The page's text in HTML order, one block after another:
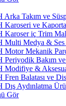
Arka Takım ve
Karoseri ve
Karoser iç Trim
Multi Medya & Ses
Motor Mekanik
Periyodik Bakım
Modifiye &
Fren Balatası ve
Dış Aydınlatma
Gör